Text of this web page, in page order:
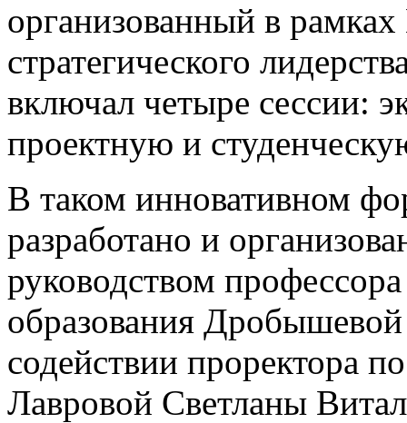
организованный в
стратегического
включал четыре сессии:
проектную и
В таком инновативном
разработано и
руководством
образования
содействии проректора
Лавровой Светланы